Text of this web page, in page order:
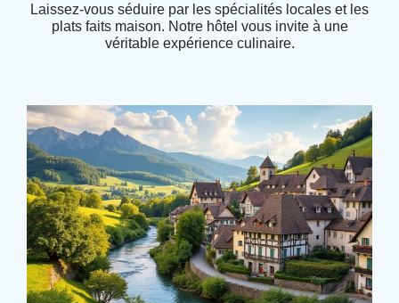
Laissez-vous séduire par les spécialités locales et les
plats faits maison. Notre hôtel vous invite à une
véritable expérience culinaire.